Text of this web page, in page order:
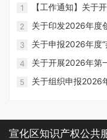
1
【工作通知】关于
术企业申报认定工
2
关于印发2026年度
普及专项项目申报指
3
关于申报2026年度
人才（科技平台）
4
关于开展2026年第
业认定工作的通知
5
关于组织申报2026
宣化区知识产权公共